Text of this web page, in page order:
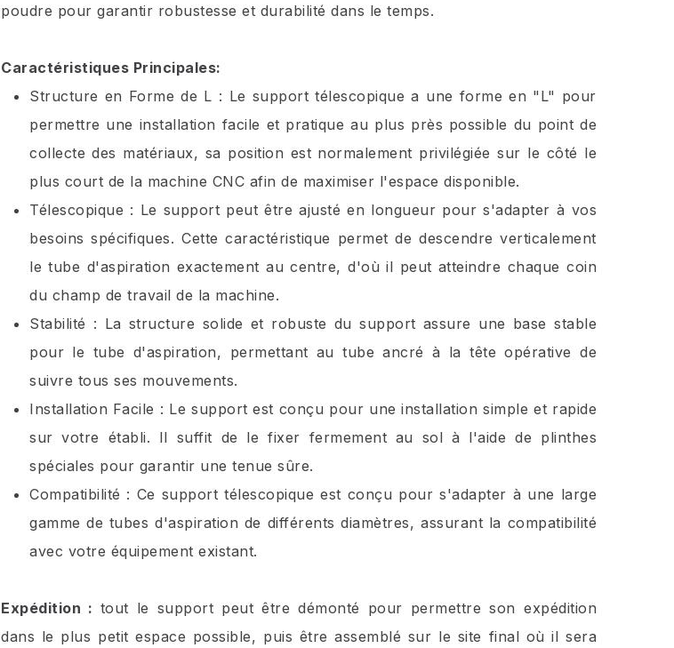
poudre pour garantir robustesse et durabilité dans le temps.
Caractéristiques Principales:
Structure en Forme de L : Le support télescopique a une forme en "L" pour
permettre une installation facile et pratique au plus près possible du point de
collecte des matériaux, sa position est normalement privilégiée sur le côté le
plus court de la machine CNC afin de maximiser l'espace disponible.
Télescopique : Le support peut être ajusté en longueur pour s'adapter à vos
besoins spécifiques. Cette caractéristique permet de descendre verticalement
le tube d'aspiration exactement au centre, d'où il peut atteindre chaque coin
du champ de travail de la machine.
Stabilité : La structure solide et robuste du support assure une base stable
pour le tube d'aspiration, permettant au tube ancré à la tête opérative de
suivre tous ses mouvements.
Installation Facile : Le support est conçu pour une installation simple et rapide
sur votre établi. Il suffit de le fixer fermement au sol à l'aide de plinthes
spéciales pour garantir une tenue sûre.
Compatibilité : Ce support télescopique est conçu pour s'adapter à une large
gamme de tubes d'aspiration de différents diamètres, assurant la compatibilité
avec votre équipement existant.
Expédition : tout le support peut être démonté pour permettre son expédition
dans le plus petit espace possible, puis être assemblé sur le site final où il sera